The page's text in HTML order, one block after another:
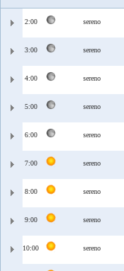
2:00 sereno
3:00 sereno
4:00 sereno
5:00 sereno
6:00 sereno
7:00 sereno
8:00 sereno
9:00 sereno
10:00 sereno